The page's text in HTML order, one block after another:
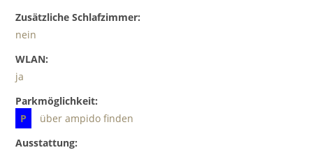
Zusätzliche Schlafzimmer:
nein
WLAN:
ja
Parkmöglichkeit:
P
über ampido finden
Ausstattung: